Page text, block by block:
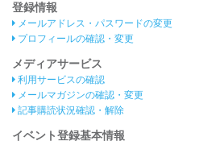
登録情報
メールアドレス・パスワードの変更
プロフィールの確認・変更
メディアサービス
利用サービスの確認
メールマガジンの確認・変更
記事購読状況確認・解除
イベント登録基本情報